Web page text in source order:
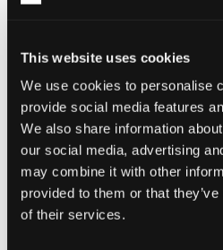
This website uses cookies
We use cookies to personalise
provide social media features
We also share information
our social media, advertising
may combine it with other
provided to them or that
of their services.
Størrelse
Opfattet størrelse
Lille Perfekt